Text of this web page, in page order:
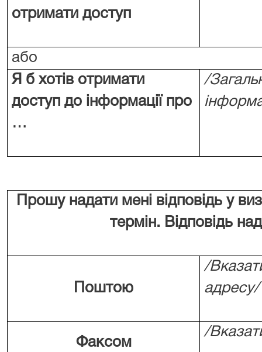
отримати доступ
або
Я б хотів отримати
доступ до інформації про
…
/
Прошу надати мені відповідь у
термін. Відповідь
Поштою
/
адресу/
Факсом
/